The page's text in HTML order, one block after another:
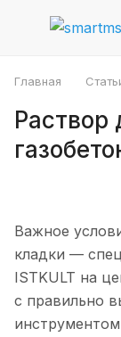
Главная
Раствор
Важное
кладки —
ISTKULT на
с правильно